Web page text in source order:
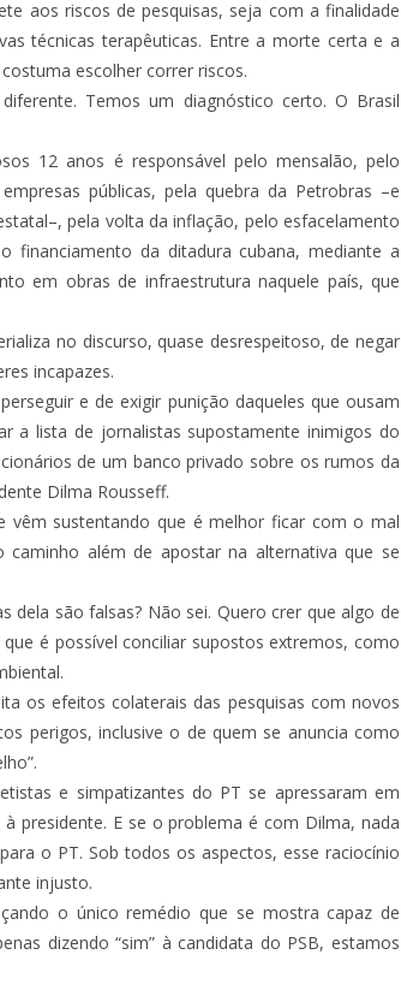
aos riscos de pesquisas, seja com a finalidade
técnicas terapêuticas. Entre a morte certa e a
escolher correr riscos.
Temos um diagnóstico certo. O Brasil
12 anos é responsável pelo mensalão, pelo
públicas, pela quebra da Petrobras –e
pela volta da inflação, pelo esfacelamento
financiamento da ditadura cubana, mediante a
em obras de infraestrutura naquele país, que
no discurso, quase desrespeitoso, de negar
incapazes.
e de exigir punição daqueles que ousam
a lista de jornalistas supostamente inimigos do
de um banco privado sobre os rumos da
Dilma Rousseff.
vêm sustentando que é melhor ficar com o mal
além de apostar na alternativa que se
dela são falsas? Não sei. Quero crer que algo de
é possível conciliar supostos extremos, como
os efeitos colaterais das pesquisas com novos
perigos, inclusive o de quem se anuncia como
e simpatizantes do PT se apressaram em
presidente. E se o problema é com Dilma, nada
o PT. Sob todos os aspectos, esse raciocínio
injusto.
o único remédio que se mostra capaz de
dizendo “sim” à candidata do PSB, estamos